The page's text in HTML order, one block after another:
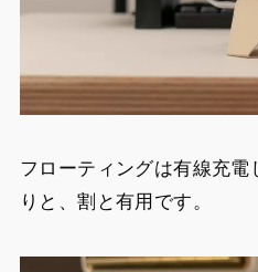
フローティングは有線充電
りと、割と有用です。